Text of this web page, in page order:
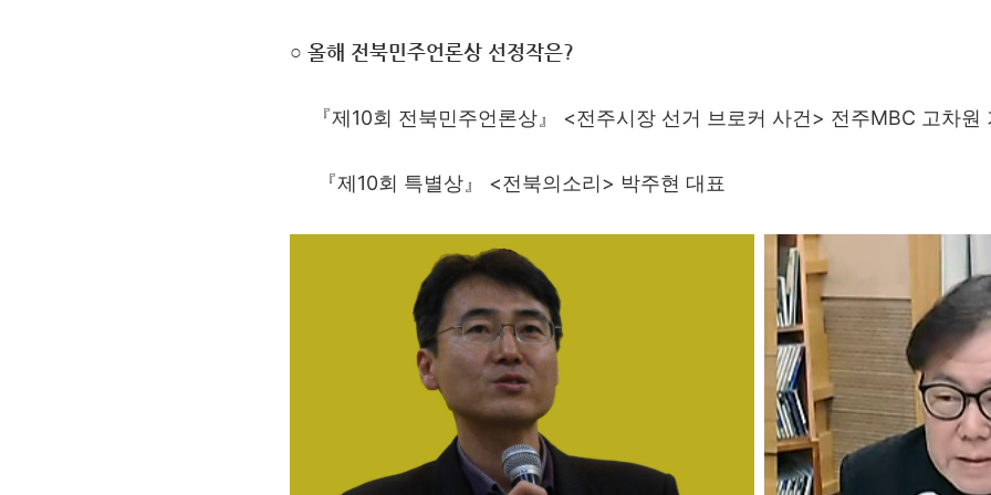
○ 올해 전북민주언론상 선정작은?
『제10회 전북민주언론상』 <전주시장 선거 브로커 사건> 전주MBC 고차원
『제10회 특별상』 <전북의소리> 박주현 대표